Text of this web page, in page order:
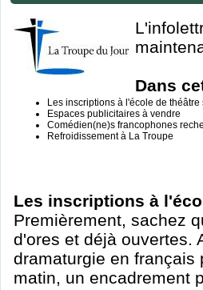
Dans
Les inscriptions à l'école de théâtre
Espaces publicitaires à vendre
Comédien(ne)s francophones
Refroidissement à La Troupe
Les inscriptions à
Premièrement, sachez
d'ores et déjà ouvertes.
dramaturgie en français
matin, un encadrement